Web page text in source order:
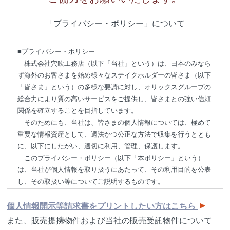
「プライバシー・ポリシー」について
■プライバシー・ポリシー
株式会社穴吹工務店（以下「当社」という）は、日本のみなら
ず海外のお客さまを始め様々なステイクホルダーの皆さま（以下
「皆さま」という）の多様な要請に対し、オリックスグループの
総合力により質の高いサービスをご提供し、皆さまとの強い信頼
関係を確立することを目指しています。
そのためにも、当社は、皆さまの個人情報については、極めて
重要な情報資産として、適法かつ公正な方法で収集を行うととも
に、以下にしたがい、適切に利用、管理、保護します。
このプライバシー・ポリシー（以下「本ポリシー」という）
は、当社が個人情報を取り扱うにあたって、その利用目的を公表
し、その取扱い等についてご説明するものです。
１．法令の遵守
個人情報開示等請求書をプリントしたい方はこちら
また、販売提携物件および当社の販売受託物件について